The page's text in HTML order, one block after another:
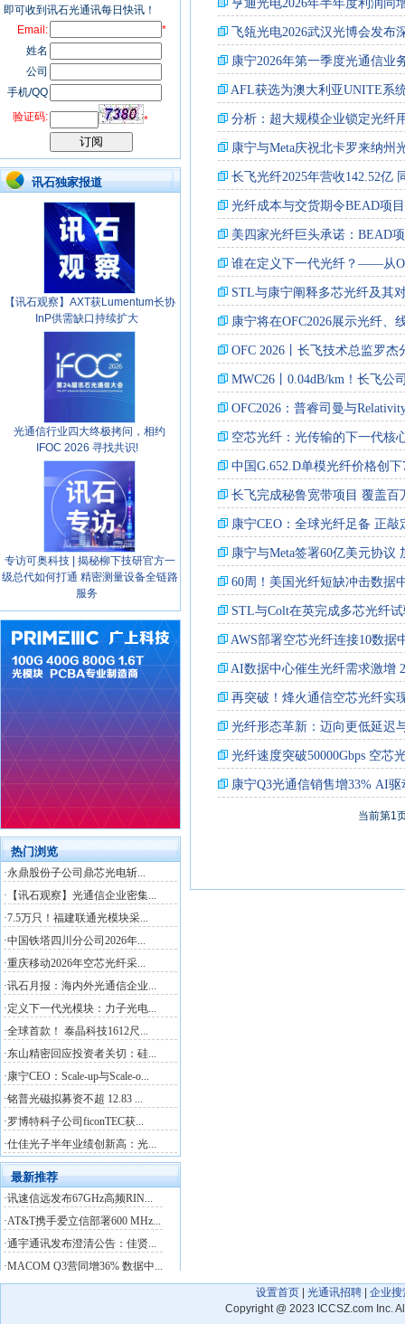
即可收到讯石光通讯每日快讯！
Email:
*
姓名
公司
手机/QQ
验证码:
*
讯石独家报道
【讯石观察】AXT获Lumentum长协
InP供需缺口持续扩大
光通信行业四大终极拷问，相约
IFOC 2026 寻找共识!
专访可奥科技 | 揭秘柳下技研官方一
级总代如何打通 精密测量设备全链路
服务
设置首页 光通讯招聘
企业搜
Copyright @ 2023 ICCSZ.com Inc.